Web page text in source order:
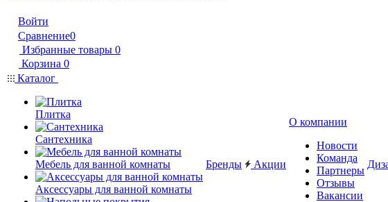
Войти
Сравнение0
Избранные товары 0
Корзина 0
Каталог
Плитка
Сантехника
Мебель для ванной комнаты
Аксессуары для ванной комнаты
Бренды Акции
О компании
Новости
Команда
Партнеры
Отзывы
Вакансии